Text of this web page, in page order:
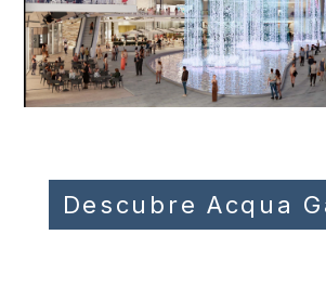
Descubre Acqua